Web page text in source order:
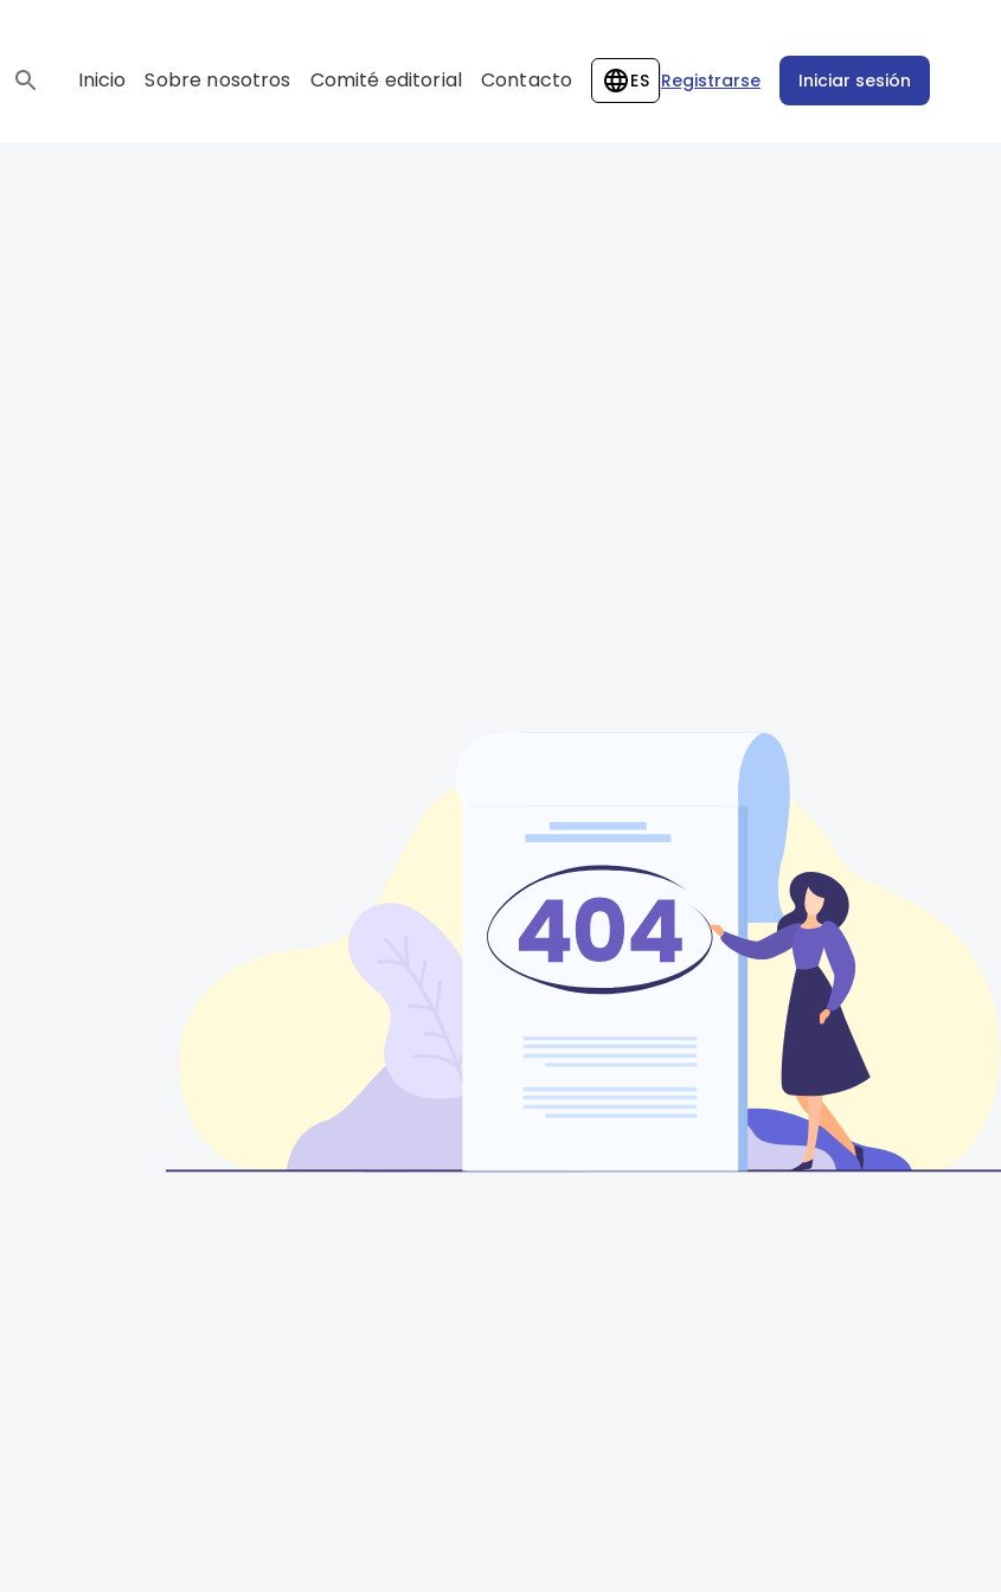
Inicio Sobre nosotros Comité editorial Contacto ES Registrarse Iniciar sesión